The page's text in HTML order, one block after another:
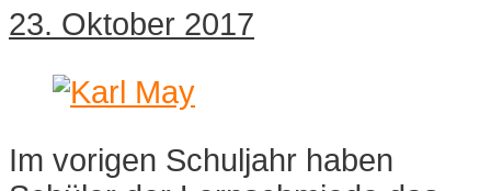
23. Oktober 2017
Im vorigen Schuljahr haben